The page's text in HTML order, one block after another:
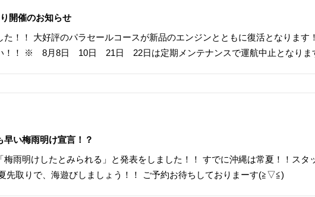
開催のお知らせ
た！！ 大好評のパラセールコースが新品のエンジンとともに復活となります
！！ ※ 8月8日 10日 21日 22日は定期メンテナンスで運航中止となり
早い梅雨明け宣言！？
梅雨明けしたとみられる」と発表をしました！！ すでに沖縄は常夏！！スタ
先取りで、海遊びしましょう！！ ご予約お待ちしておりまーす(≧▽≦)